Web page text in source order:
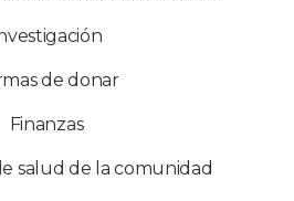
de donar
Finanzas
salud de la comunidad